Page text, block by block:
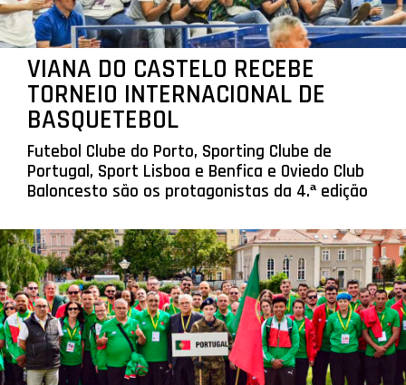
VIANA DO CASTELO RECEBE
TORNEIO INTERNACIONAL DE
BASQUETEBOL
Futebol Clube do Porto, Sporting Clube de
Portugal, Sport Lisboa e Benfica e Oviedo Club
Baloncesto são os protagonistas da 4.ª edição